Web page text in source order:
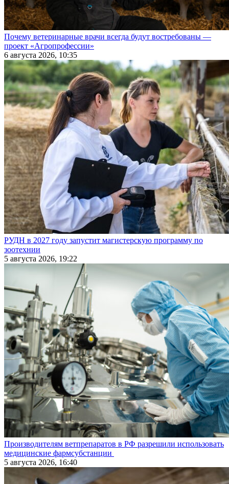
Почему ветеринарные врачи всегда будут востребованы —
проект «Агропрофессии»
6 августа 2026, 10:35
РУДН в 2027 году запустит магистерскую программу по
зоотехнии
5 августа 2026, 19:22
Производителям ветпрепаратов в РФ разрешили использовать
медицинские фармсубстанции
5 августа 2026, 16:40